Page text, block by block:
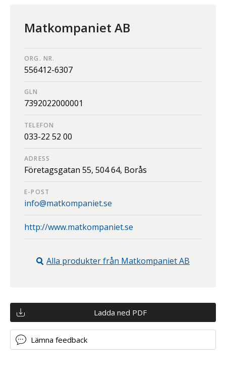
Matkompaniet AB
ORG. NR.
556412-6307
GLN
7392022000001
TELEFON
033-22 52 00
ADRESS
Företagsgatan 55, 504 64, Borås
E-POST
info@matkompaniet.se
http://www.matkompaniet.se
Alla produkter från Matkompaniet AB
Ladda ned PDF
Lämna feedback